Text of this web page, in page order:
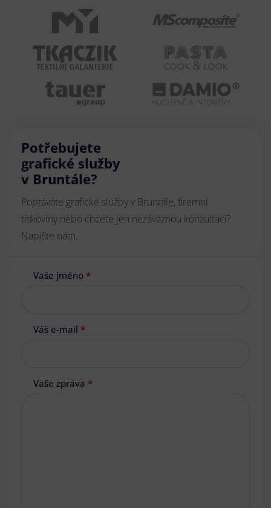
Potřebujete
grafické služby
v Bruntále?
Poptáváte grafické služby v Bruntále, firemní
tiskoviny nebo chcete jen nezávaznou konzultaci?
Napište nám.
Vaše jméno *
Váš e-mail *
Vaše zpráva *